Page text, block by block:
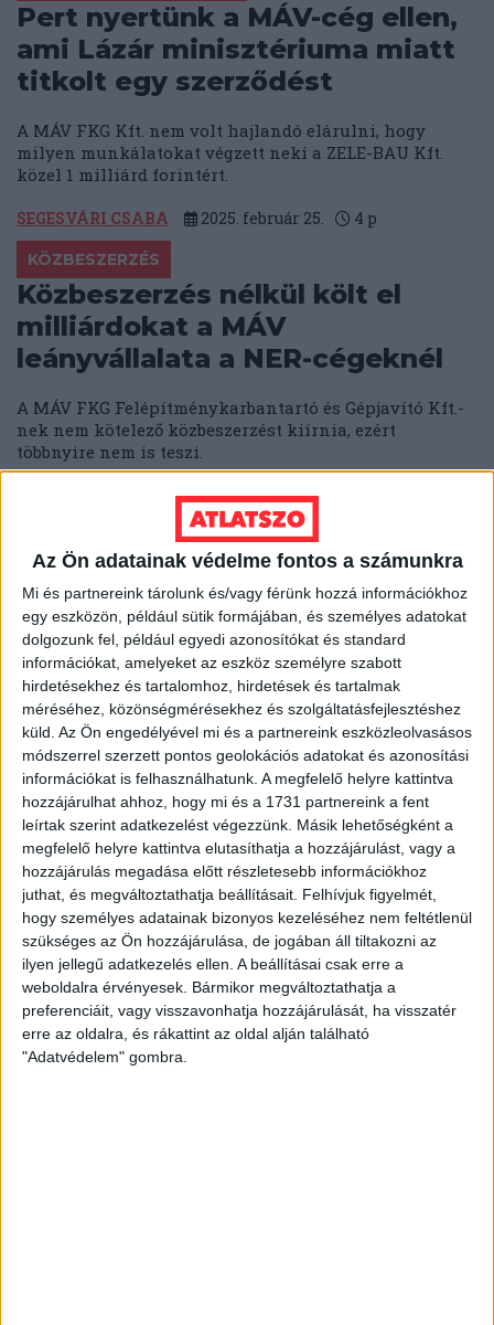
Az Ön adatainak védelme fontos a számunkra
Mi és partnereink tárolunk és/vagy férünk hozzá információkhoz
egy eszközön, például sütik formájában, és személyes adatokat
dolgozunk fel, például egyedi azonosítókat és standard
információkat, amelyeket az eszköz személyre szabott
hirdetésekhez és tartalomhoz, hirdetések és tartalmak
méréséhez, közönségmérésekhez és szolgáltatásfejlesztéshez
küld. Az Ön engedélyével mi és a partnereink eszközleolvasásos
módszerrel szerzett pontos geolokációs adatokat és azonosítási
információkat is felhasználhatunk. A megfelelő helyre kattintva
hozzájárulhat ahhoz, hogy mi és a 1731 partnereink a fent
leírtak szerint adatkezelést végezzünk. Másik lehetőségként a
megfelelő helyre kattintva elutasíthatja a hozzájárulást, vagy a
hozzájárulás megadása előtt részletesebb információkhoz
juthat, és megváltoztathatja beállításait. Felhívjuk figyelmét,
hogy személyes adatainak bizonyos kezeléséhez nem feltétlenül
szükséges az Ön hozzájárulása, de jogában áll tiltakozni az
ilyen jellegű adatkezelés ellen. A beállításai csak erre a
weboldalra érvényesek. Bármikor megváltoztathatja a
preferenciáit, vagy visszavonhatja hozzájárulását, ha visszatér
erre az oldalra, és rákattint az oldal alján található
"Adatvédelem" gombra.
Pert nyertünk a MÁV-cég ellen,
ami Lázár minisztériuma miatt
titkolt egy szerződést
A MÁV FKG Kft. nem volt hajlandó elárulni, hogy
milyen munkálatokat végzett neki a ZELE-BAU Kft.
közel 1 milliárd forintért.
SEGESVÁRI CSABA 2025. február 25. 4 p
KÖZBESZERZÉS
Közbeszerzés nélkül költ el
milliárdokat a MÁV
leányvállalata a NER-cégeknél
A MÁV FKG Felépítménykarbantartó és Gépjavító Kft.-
nek nem kötelező közbeszerzést kiírnia, ezért
többnyire nem is teszi.
2024. augusztus 14.
LEGFRISSEBB
2026. augusztus 6.
Mészárosék V-Híd Kft.-je behúzta az
első, 300 milliós tenderét a választások
óta
2026. augusztus 6.
Mi maradt mára a független sajtóból? –